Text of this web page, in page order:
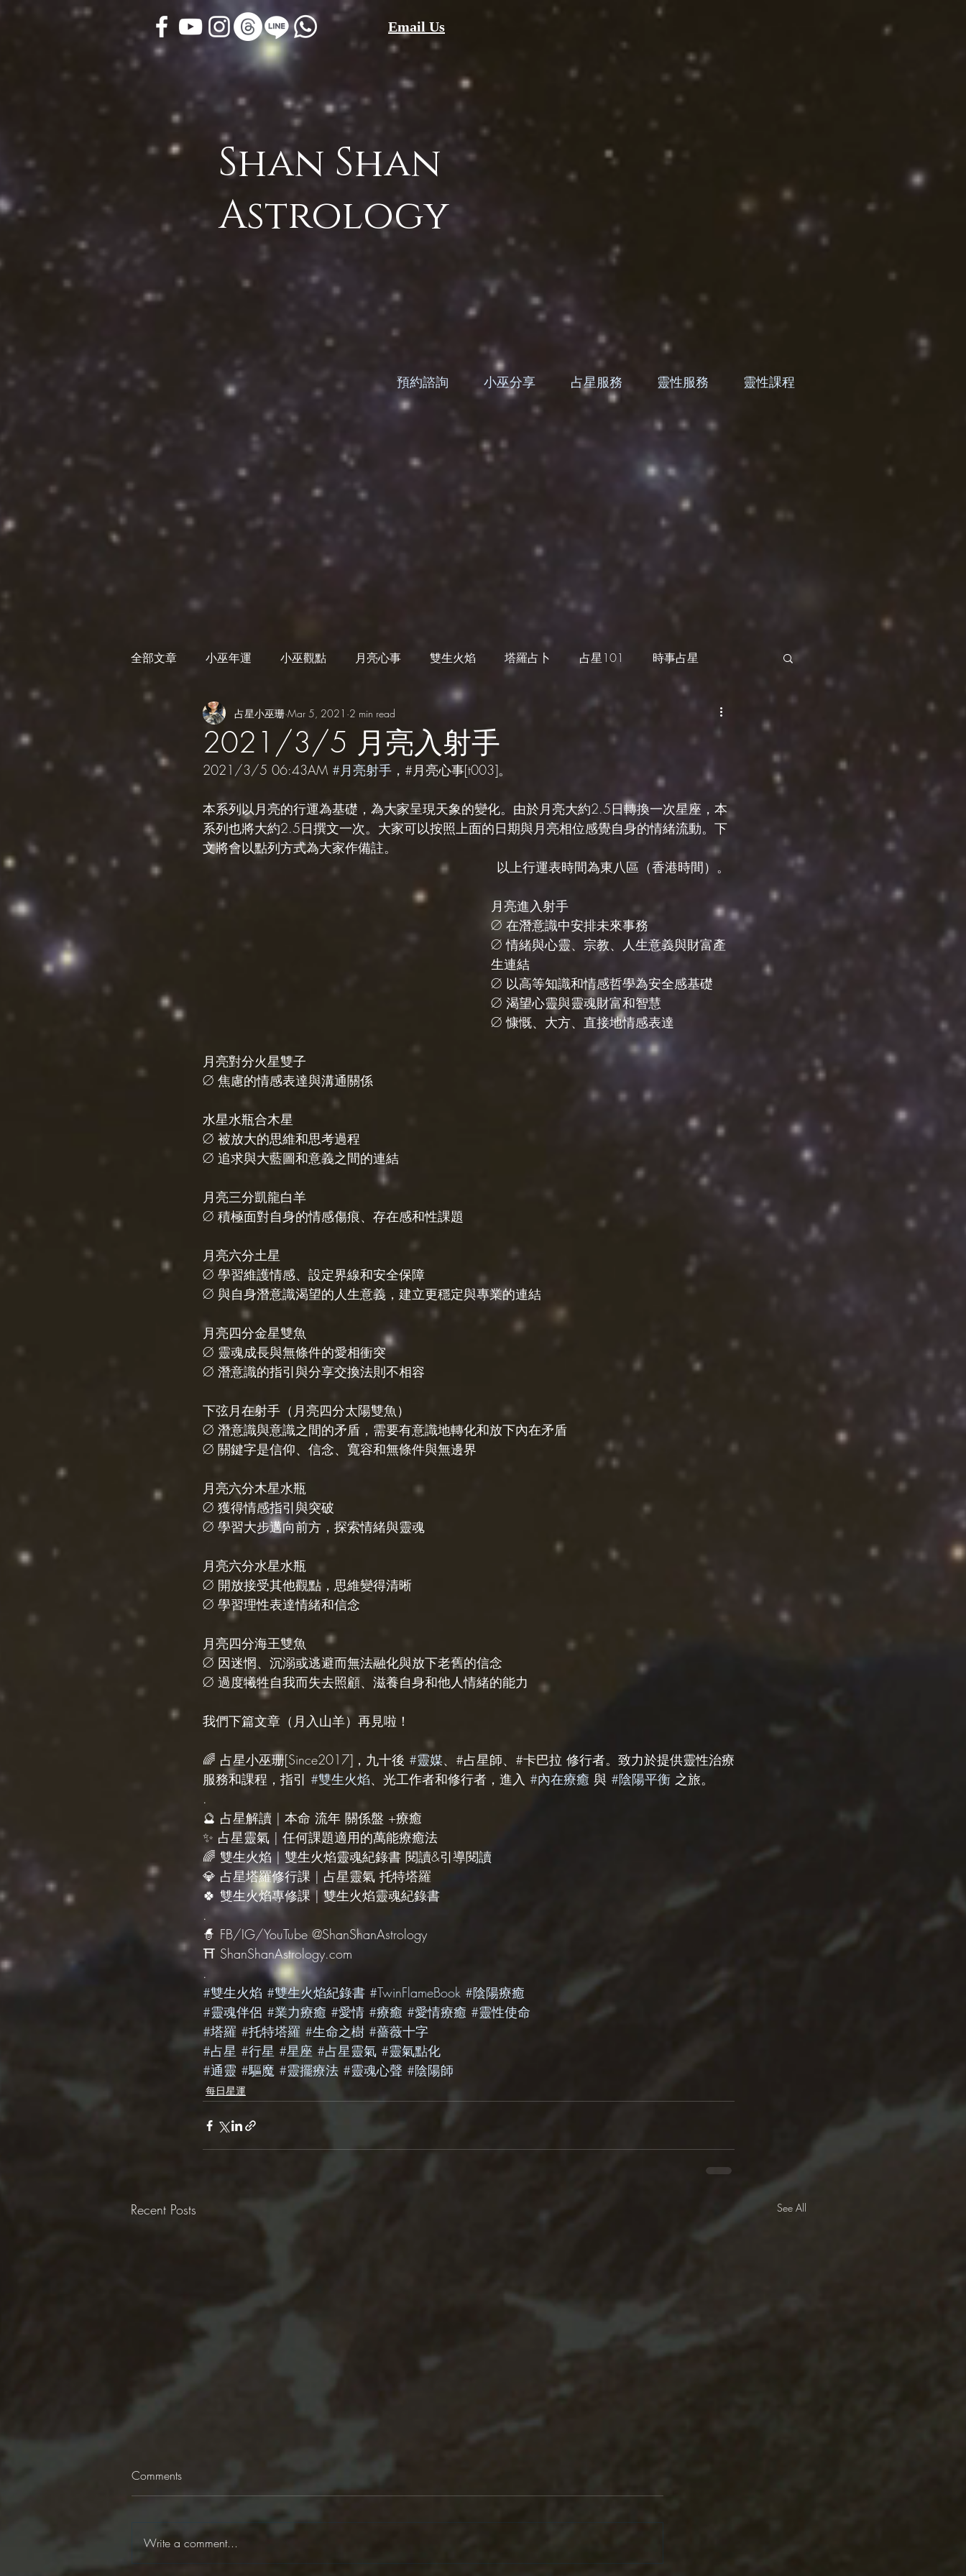
Email Us
Shan Shan
Astrology
預約諮詢 小巫分享 占星服務 靈性服務 靈性課程
全部文章 小巫年運 小巫觀點 月亮心事 雙生火焰 塔羅占卜 占星101 時事占星
外星訊息 遊走在藝術 四季心境
2021/3/5 月亮入射手
占星小巫珊 Mar 5, 2021 2 min read
2021/3/5 06:43AM #月亮射手 ，#月亮心事[t003]。
本系列以月亮的行運為基礎，為大家呈現天象的變化。由於月亮大約2.5日轉換一次星座，本
系列也將大約2.5日撰文一次。大家可以按照上面的日期與月亮相位感覺自身的情緒流動。下
文將會以點列方式為大家作備註。
以上行運表時間為東八區（香港時間）。
月亮進入射手
Ø 在潛意識中安排未來事務
Ø 情緒與心靈、宗教、人生意義與財富產
生連結
Ø 以高等知識和情感哲學為安全感基礎
Ø 渴望心靈與靈魂財富和智慧
Ø 慷慨、大方、直接地情感表達
月亮對分火星雙子
Ø 焦慮的情感表達與溝通關係
水星水瓶合木星
Ø 被放大的思維和思考過程
Ø 追求與大藍圖和意義之間的連結
月亮三分凱龍白羊
Ø 積極面對自身的情感傷痕、存在感和性課題
月亮六分土星
Ø 學習維護情感、設定界線和安全保障
Ø 與自身潛意識渴望的人生意義，建立更穩定與專業的連結
月亮四分金星雙魚
Ø 靈魂成長與無條件的愛相衝突
Ø 潛意識的指引與分享交換法則不相容
下弦月在射手（月亮四分太陽雙魚）
Ø 潛意識與意識之間的矛盾，需要有意識地轉化和放下內在矛盾
Ø 關鍵字是信仰、信念、寬容和無條件與無邊界
月亮六分木星水瓶
Ø 獲得情感指引與突破
Ø 學習大步邁向前方，探索情緒與靈魂
月亮六分水星水瓶
Ø 開放接受其他觀點，思維變得清晰
Ø 學習理性表達情緒和信念
月亮四分海王雙魚
Ø 因迷惘、沉溺或逃避而無法融化與放下老舊的信念
Ø 過度犧牲自我而失去照顧、滋養自身和他人情緒的能力
我們下篇文章（月入山羊）再見啦！
🌈 占星小巫珊[Since2017]，九十後 #靈媒、#占星師、#卡巴拉 修行者。致力於提供靈性治療
服務和課程，指引 #雙生火焰、光工作者和修行者，進入 #內在療癒 與 #陰陽平衡 之旅。
.
🔮 占星解讀 | 本命 流年 關係盤 +療癒
✨ 占星靈氣 | 任何課題適用的萬能療癒法
🌈 雙生火焰 | 雙生火焰靈魂紀錄書 閱讀&引導閱讀
💎 占星塔羅修行課 | 占星靈氣 托特塔羅
🍀 雙生火焰專修課 | 雙生火焰靈魂紀錄書
.
🧙‍ FB/IG/YouTube @ShanShanAstrology
⛩ ShanShanAstrology.com
.
#雙生火焰 #雙生火焰紀錄書 #TwinFlameBook #陰陽療癒
#靈魂伴侶 #業力療癒 #愛情 #療癒 #愛情療癒 #靈性使命
#塔羅 #托特塔羅 #生命之樹 #薔薇十字
#占星 #行星 #星座 #占星靈氣 #靈氣點化
#通靈 #驅魔 #靈擺療法 #靈魂心聲 #陰陽師
每日星運
Recent Posts See All
2021/4/15 月亮入雙子 2021/4/13 月亮入金牛 2021/4/10 月亮入白羊
Comments
Write a comment...